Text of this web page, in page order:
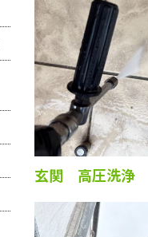
玄関 高圧洗浄